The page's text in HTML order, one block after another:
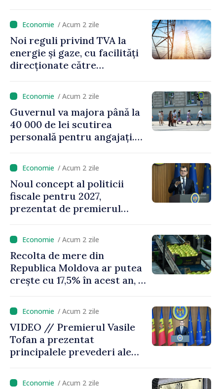
/ Acum 2 zile
Noi reguli privind TVA la
energie și gaze, cu facilități
direcționate către
/ Acum 2 zile
Guvernul va majora până la
40 000 de lei scutirea
personală pentru angajați.
de milioane de lei îi lăsăm
oamenilor”/ Acum 2 zile
Noul concept al politicii
fiscale pentru 2027,
prezentat de premierul
puțin munca, stimulăm
investițiile, taxăm viciile și
echilibrăm taxarea
consumului”
/ Acum 2 zile
Recolta de mere din
Republica Moldova ar putea
crește cu 17,5% în acest an, în
este estimată în scădere
/ Acum 2 zile
VIDEO // Premierul Vasile
Tofan a prezentat
principalele prevederi ale
2027
/ Acum 2 zile